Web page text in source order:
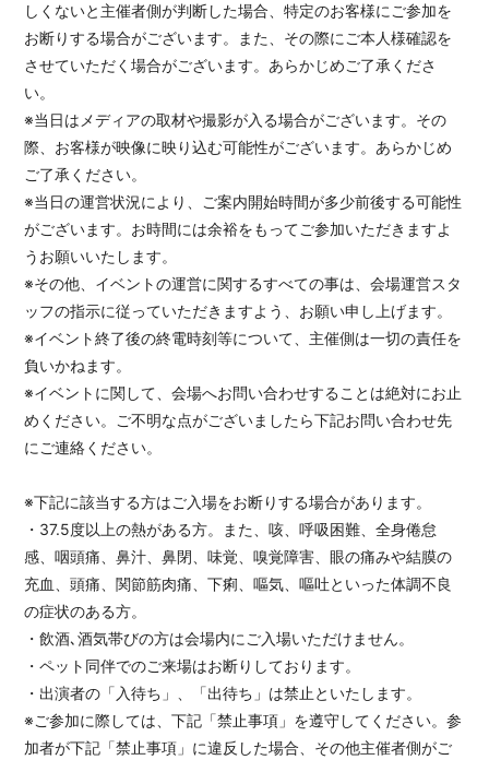
しくないと主催者側が判断した場合、特定のお客様にご参加を
お断りする場合がございます。また、その際にご本人様確認を
させていただく場合がございます。あらかじめご了承くださ
い。
※当日はメディアの取材や撮影が入る場合がございます。その
際、お客様が映像に映り込む可能性がございます。あらかじめ
ご了承ください。
※当日の運営状況により、ご案内開始時間が多少前後する可能性
がございます。お時間には余裕をもってご参加いただきますよ
うお願いいたします。
※その他、イベントの運営に関するすべての事は、会場運営スタ
ッフの指示に従っていただきますよう、お願い申し上げます。
※イベント終了後の終電時刻等について、主催側は一切の責任を
負いかねます。
※イベントに関して、会場へお問い合わせすることは絶対にお止
めください。ご不明な点がございましたら下記お問い合わせ先
にご連絡ください。
※下記に該当する方はご入場をお断りする場合があります。
・37.5度以上の熱がある方。また、咳、呼吸困難、全身倦怠
感、咽頭痛、鼻汁、鼻閉、味覚、嗅覚障害、眼の痛みや結膜の
充血、頭痛、関節筋肉痛、下痢、嘔気、嘔吐といった体調不良
の症状のある方。
・飲酒､酒気帯びの方は会場内にご入場いただけません。
・ペット同伴でのご来場はお断りしております。
・出演者の「入待ち」、「出待ち」は禁止といたします。
※ご参加に際しては、下記「禁止事項」を遵守してください。参
加者が下記「禁止事項」に違反した場合、その他主催者側がご